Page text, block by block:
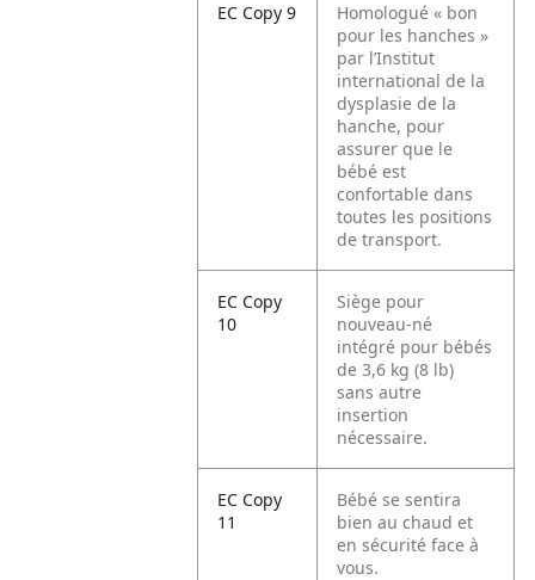
EC Copy 9
Homologué « bon
pour les hanches »
par l’Institut
international de la
dysplasie de la
hanche, pour
assurer que le
bébé est
confortable dans
toutes les positions
de transport.
EC Copy
10
Siège pour
nouveau-né
intégré pour bébés
de 3,6 kg (8 lb)
sans autre
insertion
nécessaire.
EC Copy
11
Bébé se sentira
bien au chaud et
en sécurité face à
vous.